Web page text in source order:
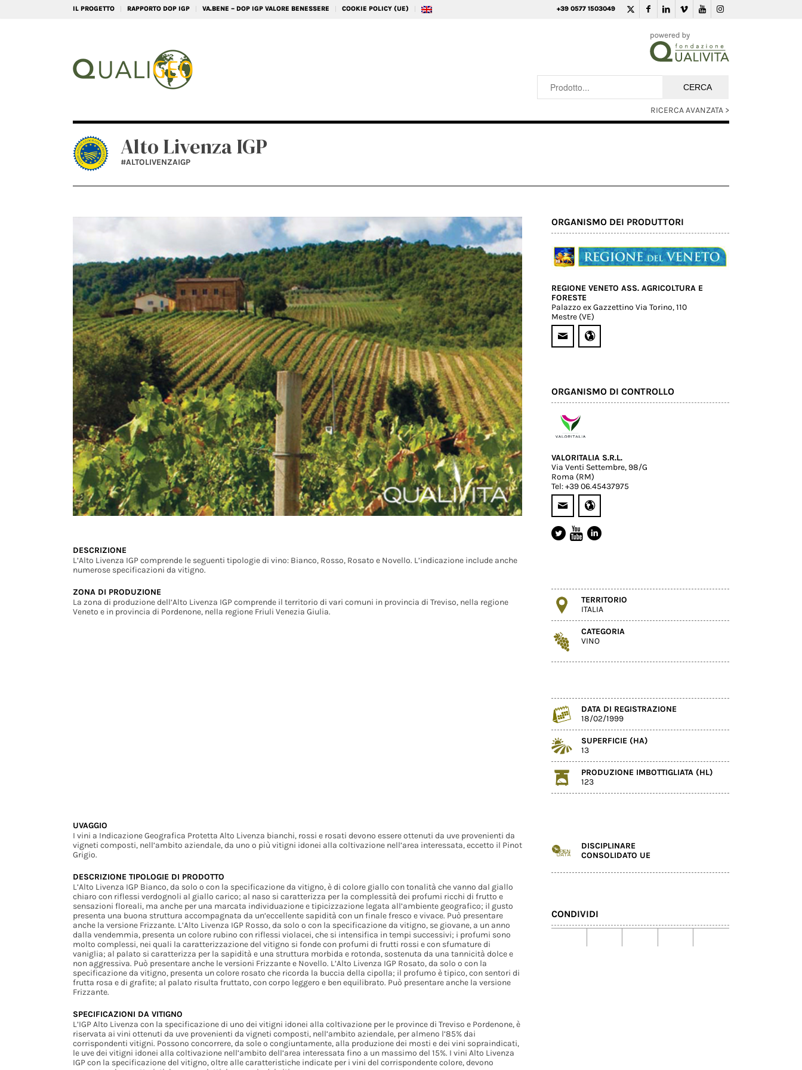
IL PROGETTO RAPPORTO DOP IGP VA.BENE – DOP IGP VALORE BENESSERE COOKIE POLICY (UE) +39 0577 1503049
RICERCA AVANZATA >
Alto Livenza IGP
#ALTOLIVENZAIGP
DESCRIZIONE
L’Alto Livenza IGP comprende le seguenti tipologie di vino: Bianco, Rosso, Rosato e Novello. L’indicazione include anche
numerose specificazioni da vitigno.
ZONA DI PRODUZIONE
La zona di produzione dell’Alto Livenza IGP comprende il territorio di vari comuni in provincia di Treviso, nella regione
Veneto e in provincia di Pordenone, nella regione Friuli Venezia Giulia.
UVAGGIO
I vini a Indicazione Geografica Protetta Alto Livenza bianchi, rossi e rosati devono essere ottenuti da uve provenienti da
vigneti composti, nell’ambito aziendale, da uno o più vitigni idonei alla coltivazione nell’area interessata, eccetto il Pinot
Grigio.
DESCRIZIONE TIPOLOGIE DI PRODOTTO
L’Alto Livenza IGP Bianco, da solo o con la specificazione da vitigno, è di colore giallo con tonalità che vanno dal giallo
chiaro con riflessi verdognoli al giallo carico; al naso si caratterizza per la complessità dei profumi ricchi di frutto e
sensazioni floreali, ma anche per una marcata individuazione e tipicizzazione legata all’ambiente geografico; il gusto
presenta una buona struttura accompagnata da un’eccellente sapidità con un finale fresco e vivace. Può presentare
anche la versione Frizzante. L’Alto Livenza IGP Rosso, da solo o con la specificazione da vitigno, se giovane, a un anno
dalla vendemmia, presenta un colore rubino con riflessi violacei, che si intensifica in tempi successivi; i profumi sono
molto complessi, nei quali la caratterizzazione del vitigno si fonde con profumi di frutti rossi e con sfumature di
vaniglia; al palato si caratterizza per la sapidità e una struttura morbida e rotonda, sostenuta da una tannicità dolce e
non aggressiva. Può presentare anche le versioni Frizzante e Novello. L’Alto Livenza IGP Rosato, da solo o con la
specificazione da vitigno, presenta un colore rosato che ricorda la buccia della cipolla; il profumo è tipico, con sentori di
frutta rosa e di grafite; al palato risulta fruttato, con corpo leggero e ben equilibrato. Può presentare anche la versione
Frizzante.
SPECIFICAZIONI DA VITIGNO
L’IGP Alto Livenza con la specificazione di uno dei vitigni idonei alla coltivazione per le province di Treviso e Pordenone, è
riservata ai vini ottenuti da uve provenienti da vigneti composti, nell’ambito aziendale, per almeno l’85% dai
corrispondenti vitigni. Possono concorrere, da sole o congiuntamente, alla produzione dei mosti e dei vini sopraindicati,
le uve dei vitigni idonei alla coltivazione nell’ambito dell’area interessata fino a un massimo del 15%. I vini Alto Livenza
IGP con la specificazione del vitigno, oltre alle caratteristiche indicate per i vini del corrispondente colore, devono
ORGANISMO DEI PRODUTTORI
REGIONE VENETO ASS. AGRICOLTURA E
FORESTE
Palazzo ex Gazzettino Via Torino, 110
Mestre (VE)
ORGANISMO DI CONTROLLO
VALORITALIA S.R.L.
Via Venti Settembre, 98/G
Roma (RM)
Tel: +39 06.45437975
TERRITORIO
ITALIA
CATEGORIA
VINO
DATA DI REGISTRAZIONE
18/02/1999
SUPERFICIE (HA)
13
PRODUZIONE IMBOTTIGLIATA (HL)
123
DISCIPLINARE
CONSOLIDATO UE
CONDIVIDI